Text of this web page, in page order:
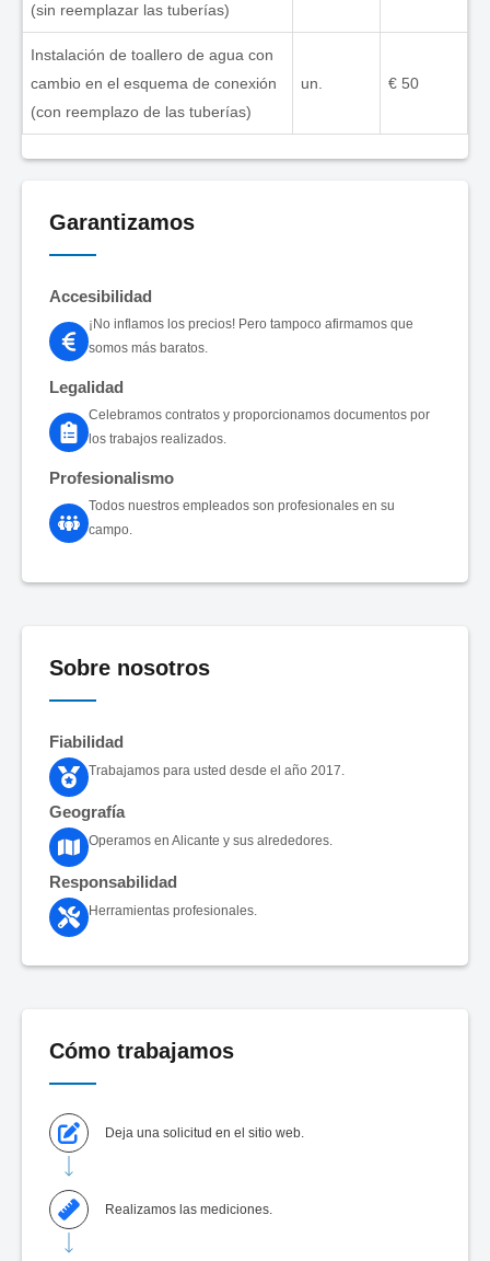
(sin reemplazar las tuberías)
Instalación de toallero de agua con
cambio en el esquema de conexión
(con reemplazo de las tuberías)
un. € 50
Garantizamos
Accesibilidad
¡No inflamos los precios! Pero tampoco afirmamos que
somos más baratos.
Legalidad
Celebramos contratos y proporcionamos documentos por
los trabajos realizados.
Profesionalismo
Todos nuestros empleados son profesionales en su
campo.
Sobre nosotros
Fiabilidad
Trabajamos para usted desde el año 2017.
Geografía
Operamos en Alicante y sus alrededores.
Responsabilidad
Herramientas profesionales.
Cómo trabajamos
Deja una solicitud en el sitio web.
Realizamos las mediciones.